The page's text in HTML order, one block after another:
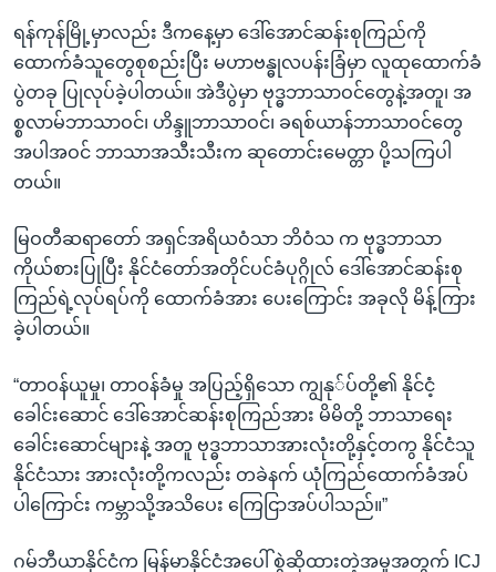
ရန်ကုန်မြို့မှာလည်း ဒီကနေ့မှာ ဒေါ်အောင်ဆန်းစုကြည်ကို
ထောက်ခံသူတွေစုစည်းပြီး မဟာဗန္ဓုလပန်းခြံမှာ လူထုထောက်ခံ
ပွဲတခု ပြုလုပ်ခဲ့ပါတယ်။ အဲဒီပွဲမှာ ဗုဒ္ဓဘာသာဝင်တွေနဲ့အတူ၊ အ
စ္စလာမ်ဘာသာဝင်၊ ဟိန္ဒူဘာသာဝင်၊ ခရစ်ယာန်ဘာသာဝင်တွေ
အပါအဝင် ဘာသာအသီးသီးက ဆုတောင်းမေတ္တာ ပို့သကြပါ
တယ်။
မြဝတီဆရာတော် အရှင်အရိယဝံသာ ဘိဝံသ က ဗုဒ္ဓဘာသာ
ကိုယ်စားပြုပြီး နိုင်ငံတော်အတိုင်ပင်ခံပုဂ္ဂိုလ် ဒေါ်အောင်ဆန်းစု
ကြည်ရဲ့လုပ်ရပ်ကို ထောက်ခံအား ပေးကြောင်း အခုလို မိန့်ကြား
ခဲ့ပါတယ်။
“တာဝန်ယူမှု၊ တာဝန်ခံမှု အပြည့်ရှိသော ကျွနု်ပ်တို့၏ နိုင်ငံ့
ခေါင်းဆောင် ဒေါ်အောင်ဆန်းစုကြည်အား မိမိတို့ ဘာသာရေး
ခေါင်းဆောင်များနဲ့ အတူ ဗုဒ္ဓဘာသာအားလုံးတို့နှင့်တကွ နိုင်ငံသူ
နိုင်ငံသား အားလုံးတို့ကလည်း တခဲနက် ယုံကြည်ထောက်ခံအပ်
ပါကြောင်း ကမ္ဘာသို့အသိပေး ကြေငြာအပ်ပါသည်။”
ဂမ်ဘီယာနိုင်ငံက မြန်မာနိုင်ငံအပေါ် စွဲဆိုထားတဲ့အမှုအတွက် ICJ